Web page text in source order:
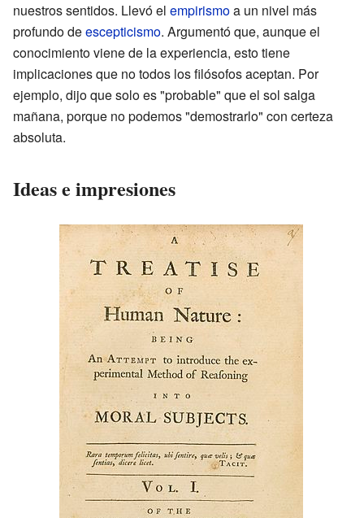
nuestros sentidos. Llevó el empirismoa un nivel más
profundo deescepticismo. Argumentó que, aunque el
conocimiento viene de la experiencia, esto tiene
implicaciones que no todos los filósofos aceptan. Por
ejemplo, dijo que solo es "probable" que el sol salga
mañana, porque no podemos "demostrarlo" con certeza
absoluta.
Ideas e impresiones